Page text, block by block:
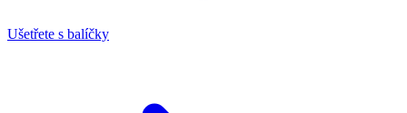
Ušetřete s balíčky